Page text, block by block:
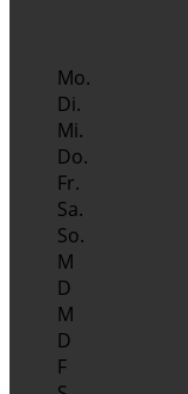
Mo.
Di.
Mi.
Do.
Fr.
Sa.
So.
M
D
M
D
F